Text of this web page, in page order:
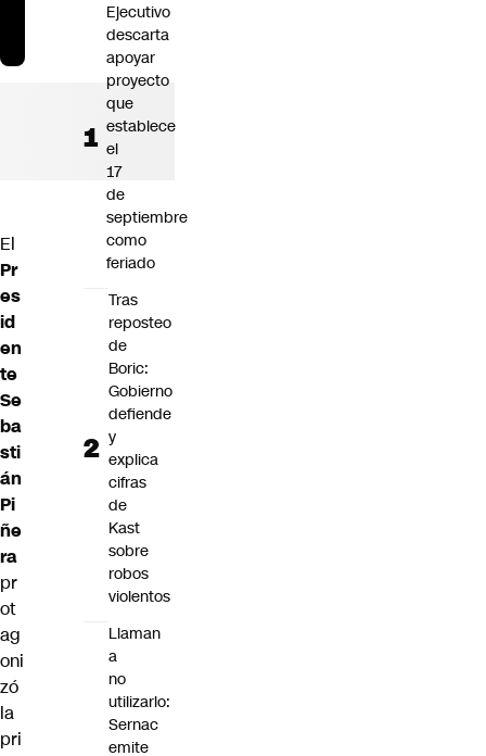
El
Pr
es
id
en
te
Se
ba
sti
án
Pi
ñe
ra
pr
ot
ag
oni
zó
la
pri
Ejecutivo
descarta
apoyar
proyecto
que
establece
el
17
de
septiembre
como
feriado
Tras
reposteo
de
Boric:
Gobierno
defiende
y
explica
cifras
de
Kast
sobre
robos
violentos
Llaman
a
no
utilizarlo:
Sernac
emite